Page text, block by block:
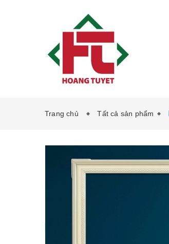
Trang chủ Tất cả sản phẩm